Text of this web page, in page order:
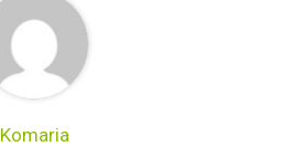
Komaria